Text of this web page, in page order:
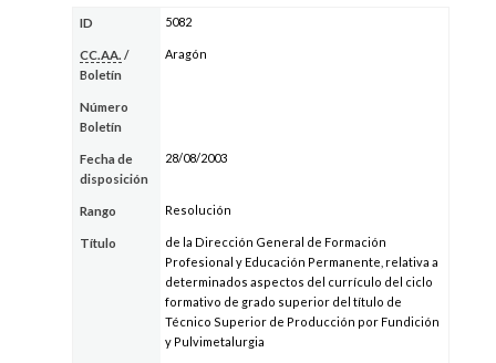
ID 5082
CC.AA. /
Boletín
Aragón
Número
Boletín
Fecha de
disposición
28/08/2003
Rango Resolución
Título
de la Dirección General de Formación
Profesional y Educación Permanente, relativa a
determinados aspectos del currículo del ciclo
formativo de grado superior del título de
Técnico Superior de Producción por Fundición
y Pulvimetalurgia